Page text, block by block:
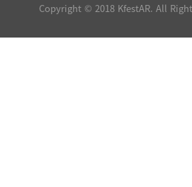
Copyright © 2018 KfestAR. All